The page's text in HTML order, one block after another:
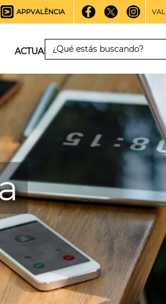
APPVALÈNCIA VAL
ACTUALIDAD